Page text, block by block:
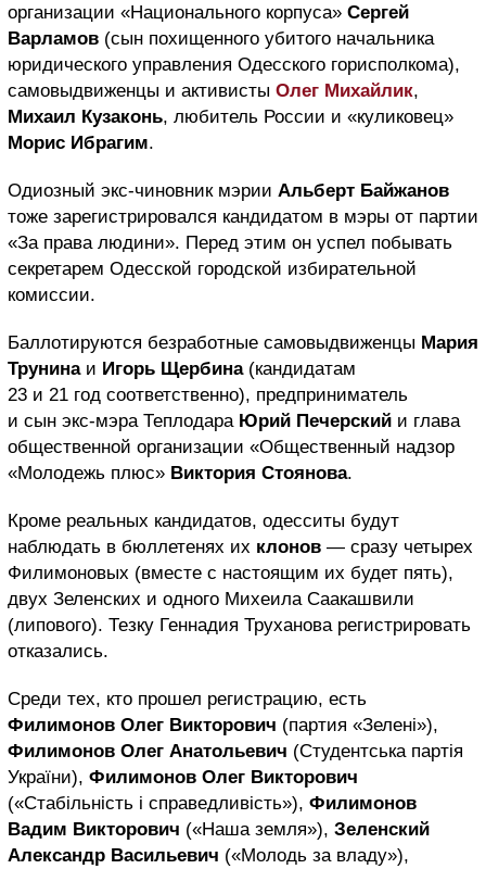
организации «Национального корпуса» Сергей
Варламов (сын похищенного убитого начальника
юридического управления Одесского горисполкома),
самовыдвиженцы и активисты Олег Михайлик,
Михаил Кузаконь, любитель России и «куликовец»
Морис Ибрагим.
Одиозный экс-чиновник мэрии Альберт Байжанов
тоже зарегистрировался кандидатом в мэры от партии
«За права людини». Перед этим он успел побывать
секретарем Одесской городской избирательной
комиссии.
Баллотируются безработные самовыдвиженцы Мария
Трунинаи Игорь Щербина(кандидатам
23 и 21 год соответственно), предприниматель
и сын экс-мэра Теплодара Юрий Печерский и глава
общественной организации «Общественный надзор
«Молодежь плюс» Виктория Стоянова.
Кроме реальных кандидатов, одесситы будут
наблюдать в бюллетенях их клонов — сразу четырех
Филимоновых (вместе с настоящим их будет пять),
двух Зеленских и одного Михеила Саакашвили
(липового). Тезку Геннадия Труханова регистрировать
отказались.
Среди тех, кто прошел регистрацию, есть
Филимонов Олег Викторович (партия «Зелені»),
Филимонов Олег Анатольевич (Студентська партія
України), Филимонов Олег Викторович
(«Стабільність і справедливість»), Филимонов
Вадим Викторович («Наша земля»), Зеленский
Александр Васильевич («Молодь за владу»),